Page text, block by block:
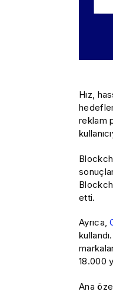
Hız,
reklam
etti.
Ayrıca,
18.000
Ana